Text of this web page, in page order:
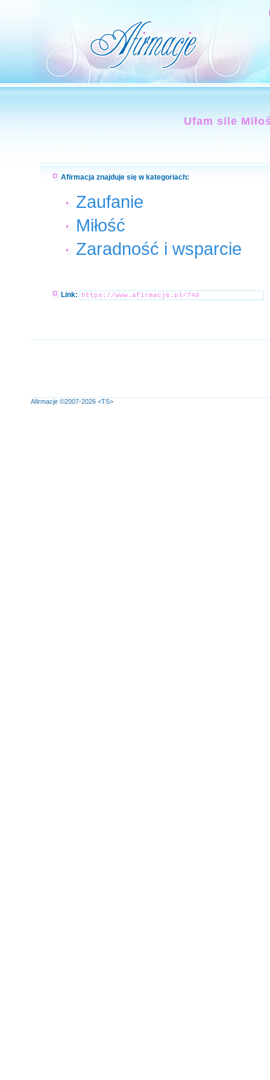
Ufam sile
Afirmacja znajduje się w kategoriach:
Zaufanie
Miłość
Zaradność i wsparcie
Link:
Afirmacje ©2007-2026 <TS>